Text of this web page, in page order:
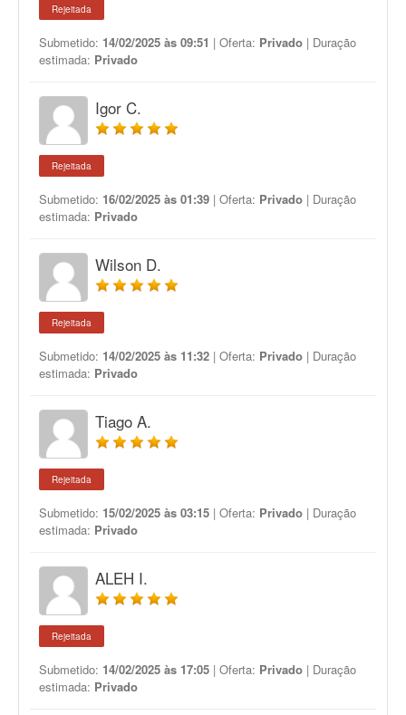
Rejeitada
Submetido: 14/02/2025 às 09:51 | Oferta: Privado | Duração
estimada: Privado
Igor C.
Rejeitada
Submetido: 16/02/2025 às 01:39 | Oferta: Privado | Duração
estimada: Privado
Wilson D.
Rejeitada
Submetido: 14/02/2025 às 11:32 | Oferta: Privado | Duração
estimada: Privado
Tiago A.
Rejeitada
Submetido: 15/02/2025 às 03:15 | Oferta: Privado | Duração
estimada: Privado
ALEH I.
Rejeitada
Submetido: 14/02/2025 às 17:05 | Oferta: Privado | Duração
estimada: Privado